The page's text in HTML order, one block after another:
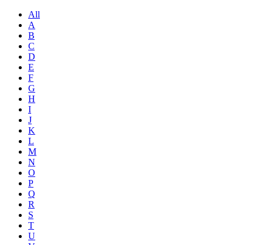
All
A
B
C
D
E
F
G
H
I
J
K
L
M
N
O
P
Q
R
S
T
U